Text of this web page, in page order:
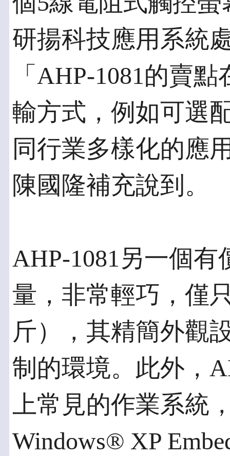
研揚科技應用系統
「AHP-1081的賣
輸方式，例如可選
同行業多樣化的應
陳國隆補充說到。
AHP-1081另一個
量，非常輕巧，僅
斤），其精簡外觀
制的環境。此外，
上常見的作業系統
Windows® XP